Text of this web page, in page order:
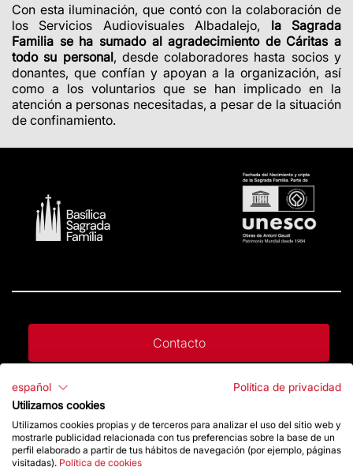
Con esta iluminación, que contó con la colaboración de
los Servicios Audiovisuales Albadalejo, la Sagrada
Familia se ha sumado al agradecimiento de Cáritas a
todo su personal, desde colaboradores hasta socios y
donantes, que confían y apoyan a la organización, así
como a los voluntarios que se han implicado en la
atención a personas necesitadas, a pesar de la situación
de confinamiento.
Contacto
Tienda
español
Política de privacidad
Utilizamos cookies
Utilizamos cookies propias y de terceros para analizar el uso del sitio web y
mostrarle publicidad relacionada con tus preferencias sobre la base de un
perfil elaborado a partir de tus hábitos de navegación (por ejemplo, páginas
visitadas). Política de cookies